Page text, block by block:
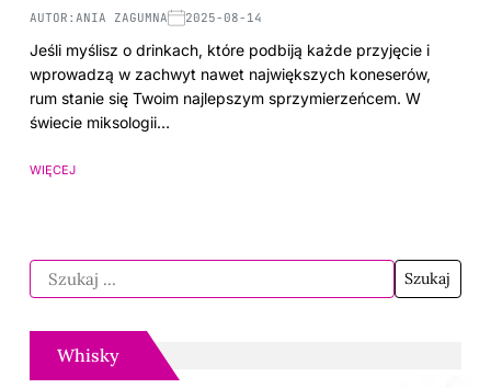
AUTOR: ANIA ZAGUMNA 2025-08-14
Jeśli myślisz o drinkach, które podbiją każde przyjęcie i
wprowadzą w zachwyt nawet największych koneserów,
rum stanie się Twoim najlepszym sprzymierzeńcem. W
świecie miksologii…
WIĘCEJ
Whisky